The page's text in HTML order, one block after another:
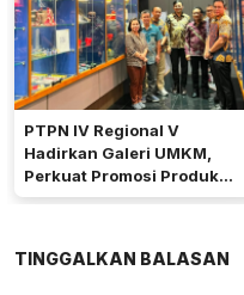
PTPN IV Regional V
Hadirkan Galeri UMKM,
Perkuat Promosi Produk
Mitra Binaan Melalui
TINGGALKAN BALASAN